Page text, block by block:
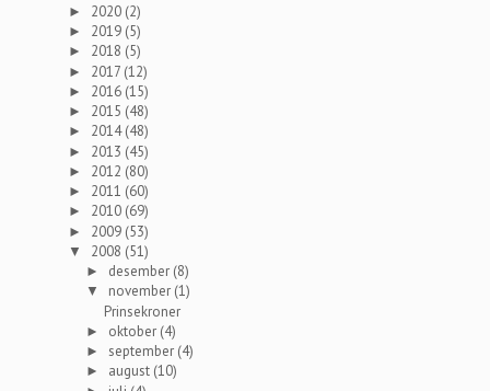
► 2020 (2)
► 2019 (5)
► 2018 (5)
► 2017 (12)
► 2016 (15)
► 2015 (48)
► 2014(48)
► 2013 (45)
► 2012 (80)
► 2011 (60)
► 2010 (69)
► 2009 (53)
▼ 2008 (51)
► desember (8)
▼ november (1)
Prinsekroner
► oktober (4)
►september (4)
► august (10)